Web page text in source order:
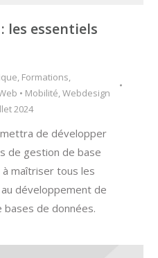
les essentiels
, Formations,
• Mobilité,Webdesign
2024
de développer
de gestion de base
à maîtriser tous les
développement de
bases de données.